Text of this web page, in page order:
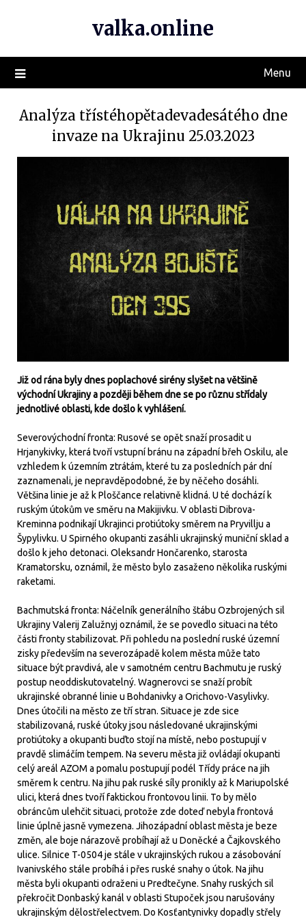
valka.online
Menu
Analýza třístéhopětadevadesátého dne
invaze na Ukrajinu 25.03.2023
Již od rána byly dnes poplachové sirény slyšet na většině
východní Ukrajiny a později během dne se po různu střídaly
jednotlivé oblasti, kde došlo k vyhlášení.
Severovýchodní fronta: Rusové se opět snaží prosadit u
Hrjanykivky, která tvoří vstupní bránu na západní břeh Oskilu, ale
vzhledem k územním ztrátám, které tu za posledních pár dní
zaznamenali, je nepravděpodobné, že by něčeho dosáhli.
Většina linie je až k Ploščance relativně klidná. U té dochází k
ruským útokům ve směru na Makijivku. V oblasti Dibrova-
Kreminna podnikají Ukrajinci protiútoky směrem na Pryvillju a
Šypylivku. U Spirného okupanti zasáhli ukrajinský muniční sklad a
došlo k jeho detonaci. Oleksandr Hončarenko, starosta
Kramatorsku, oznámil, že město bylo zasaženo několika ruskými
raketami.
Bachmutská fronta: Náčelník generálního štábu Ozbrojených sil
Ukrajiny Valerij Zalužnyj oznámil, že se povedlo situaci na této
části fronty stabilizovat. Při pohledu na poslední ruské územní
zisky především na severozápadě kolem města může tato
situace být pravdivá, ale v samotném centru Bachmutu je ruský
postup neoddiskutovatelný. Wagnerovci se snaží probít
ukrajinské obranné linie u Bohdanivky a Orichovo-Vasylivky.
Dnes útočili na město ze tří stran. Situace je zde sice
stabilizovaná, ruské útoky jsou následované ukrajinskými
protiútoky a okupanti buďto stojí na místě, nebo postupují v
pravdě slimáčím tempem. Na severu města již ovládají okupanti
celý areál AZOM a pomalu postupují podél Třídy práce na jih
směrem k centru. Na jihu pak ruské síly pronikly až k Mariupolské
ulici, která dnes tvoří faktickou frontovou linii. To by mělo
obráncům ulehčit situaci, protože zde doteď nebyla frontová
linie úplně jasně vymezena. Jihozápadní oblast města je beze
změn, ale boje nárazově probíhají až u Doněcké a Čajkovského
ulice. Silnice T-0504 je stále v ukrajinských rukou a zásobování
Ivanivského stále probíhá i přes ruské snahy o útok. Na jihu
města byli okupanti odraženi u Predtečyne. Snahy ruských sil
překročit Donbaský kanál v oblasti Stupoček jsou narušovány
ukrajinským dělostřelectvem. Do Kosťantynivky dopadly střely